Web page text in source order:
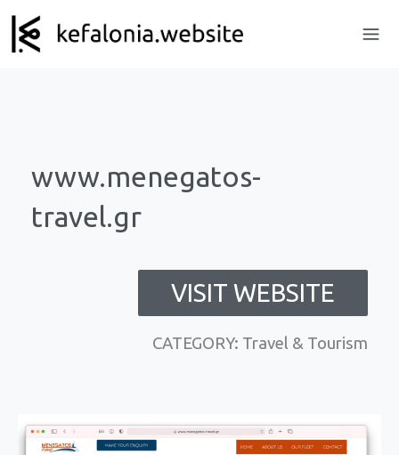
www.menegatos-
travel.gr
VISIT WEBSITE
CATEGORY: Travel & Tourism